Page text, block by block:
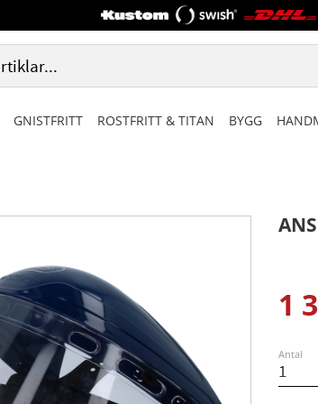
GNISTFRITT ROSTFRITT & TITAN BYGG
1
Antal